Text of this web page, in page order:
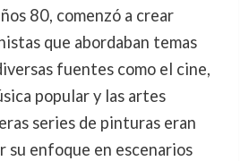
80, comenzó a crear
que abordaban temas
fuentes como el cine,
popular y las artes
series de pinturas eran
su enfoque en escenarios